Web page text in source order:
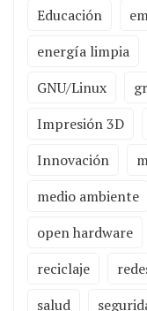
Educación
energía limpia
GNU/Linux
Impresión 3D
Innovación
medio ambiente
open hardware
reciclaje
salud